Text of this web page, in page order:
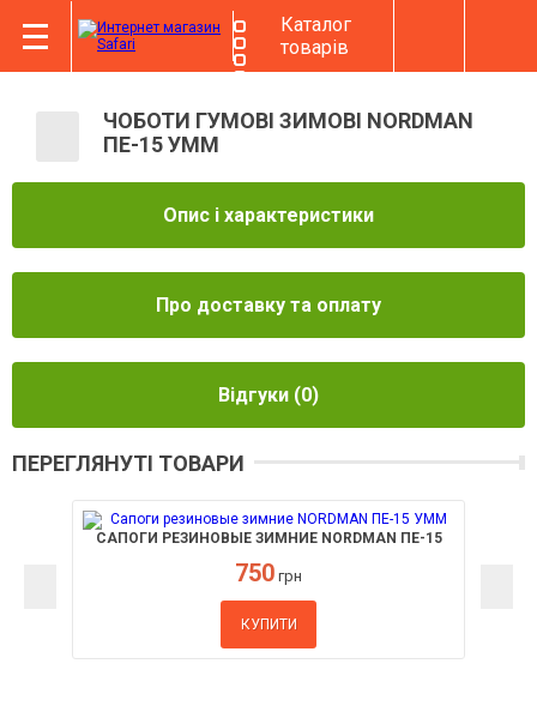
Каталог
товарів
ЧОБОТИ ГУМОВІ ЗИМОВІ NORDMAN
ПЕ-15 УММ
Опис і характеристики
Про доставку та оплату
Відгуки (0)
ПЕРЕГЛЯНУТІ ТОВАРИ
САПОГИ РЕЗИНОВЫЕ ЗИМНИЕ NORDMAN ПЕ-15
750 грн
КУПИТИ